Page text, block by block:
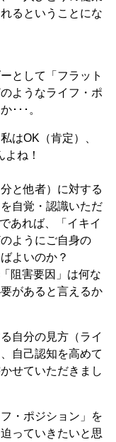
るということにな
として「フラット
ようなライフ・ポ
･･･。
はOK（肯定）、
ね！
と他者）に対する
自覚・認識いただ
あれば、「イキイ
ようにご自身の
ばよいのか？
阻害要因」は何な
があると言えるか
自分の見方（ライ
自己認知を高めて
せていただきまし
・ポジション」を
っていきたいと思